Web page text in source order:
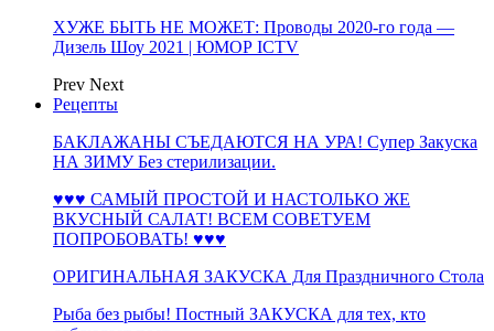
ХУЖЕ БЫТЬ НЕ МОЖЕТ: Проводы 2020-го года —
Дизель Шоу 2021 | ЮМОР ICTV
Prev Next
Рецепты
БАКЛАЖАНЫ СЪЕДАЮТСЯ НА УРА! Супер Закуска
НА ЗИМУ Без стерилизации.
♥♥♥ САМЫЙ ПРОСТОЙ И НАСТОЛЬКО ЖЕ
ВКУСНЫЙ САЛАТ! ВСЕМ СОВЕТУЕМ
ПОПРОБОВАТЬ! ♥♥♥
ОРИГИНАЛЬНАЯ ЗАКУСКА Для Праздничного Стола
Рыба без рыбы! Постный ЗАКУСКА для тех, кто